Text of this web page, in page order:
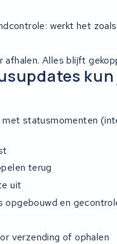
werkt het
Alles blijft
kun
statusmomenten
terug
uit
opgebouwd en
verzending of ophalen